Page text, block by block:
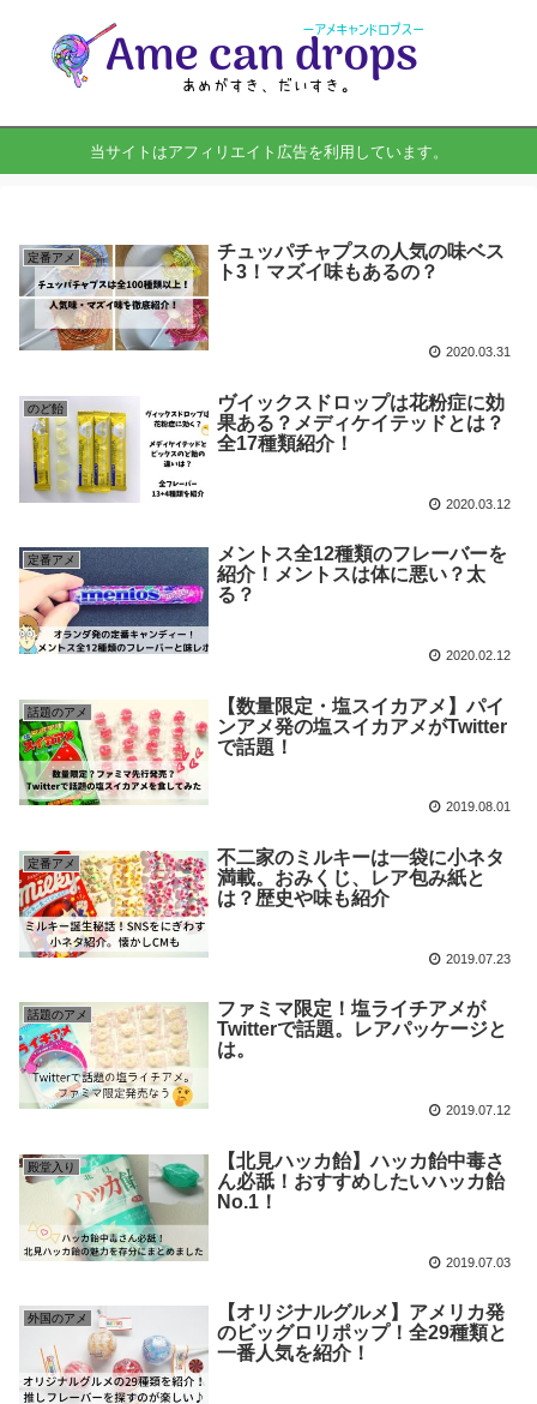
当サイトはアフィリエイト広告を利用しています。
定番アメ
チュッパチャプスの人気の味ベス
ト3！マズイ味もあるの？
2020.03.31
のど飴
ヴイックスドロップは花粉症に効
果ある？メディケイテッドとは？
全17種類紹介！
2020.03.12
定番アメ
メントス全12種類のフレーバーを
紹介！メントスは体に悪い？太
る？
2020.02.12
話題のアメ
【数量限定・塩スイカアメ】パイ
ンアメ発の塩スイカアメがTwitter
で話題！
2019.08.01
定番アメ
不二家のミルキーは一袋に小ネタ
満載。おみくじ、レア包み紙と
は？歴史や味も紹介
2019.07.23
話題のアメ
ファミマ限定！塩ライチアメが
Twitterで話題。レアパッケージと
は。
2019.07.12
殿堂入り
【北見ハッカ飴】ハッカ飴中毒さ
ん必舐！おすすめしたいハッカ飴
No.1！
2019.07.03
外国のアメ
【オリジナルグルメ】アメリカ発
のビッグロリポップ！全29種類と
一番人気を紹介！